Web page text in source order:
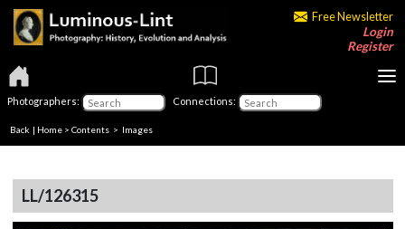
Free Newsletter
Login
Register
Photographers: Connections:
Back | Home > Contents > Images
LL/126315